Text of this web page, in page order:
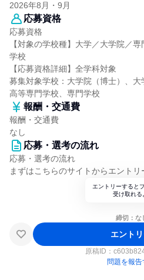
2026年8月・9月
応募資格
応募資格
【対象の学校種】大学／大学院／
学校
【応募資格詳細】全学科対象
募集対象学校：大学院（博士）、大
高等専門学校、専門学校
報酬・交通費
報酬・交通費
なし
応募・選考の流れ
応募・選考の流れ
まずはこちらのサイトからエントリ
エントリーすると
受け取れる
締切：な
エント
原稿ID：
問題を報告